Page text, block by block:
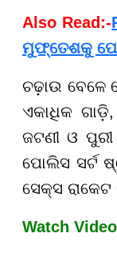
Also Read:-
ମୁଫ୍‌ତେଶକୁ
ଚଢ଼ାଉ ବେଳେ
ଏକାଧିକ
ଜଟଣୀ ଓ
ପୋଲିସ ସର୍ଟ
ସେକ୍ସ ରାକେଟ
Watch